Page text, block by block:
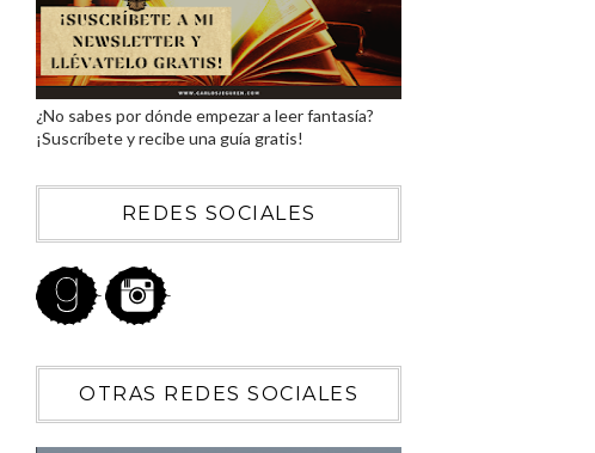
¿No sabes por dónde empezar a leer fantasía?
¡Suscríbete y recibe una guía gratis!
REDES SOCIALES
OTRAS REDES SOCIALES